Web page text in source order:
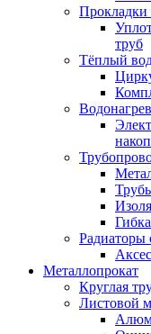
труб
Тёплый
Радиаторы
Металлопрокат
Круглая
Листовой